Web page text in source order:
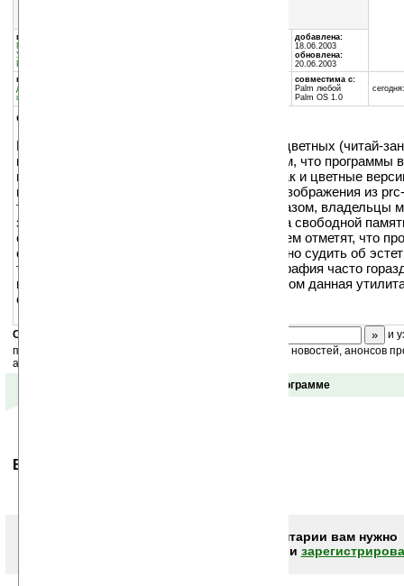
группы программы:
Графика
Утилиты
Разное
добавлена:
18.06.2003
обновлена:
20.06.2003
программа:
демоверсия
шареварная
совместима с:
Palm любой
Palm OS 1.0
описание:
Программа предназначена для вырезания цветных (читай-
памяти) изображений из файлов. Дело в том, что программы
имеют в своём составе как черно-белые, так и цветные
изображения. ColorPack удаляет цветные изображения из
только чёрно-белые дубликаты. Таким образом, владельцы
заметят никаких изменений, кроме прироста свободной
обладатели цветных устройств с удивлением отметят, что
отображаются в чёрно-белом режиме. Трудно судить об
такого решения — ведь чёрно-белая фотография часто
цветной, но в войне с электронным склерозом данная
серьёзную огневую поддержку.
Скоро
и
получайте ежедневный или еженедельный дайджест новостей, анонсов
акций сайта на ваш почтовый ящик.
Отзывы о программе
Ваше мнение будет первым.
Чтобы писать комментарии вам нужно
или